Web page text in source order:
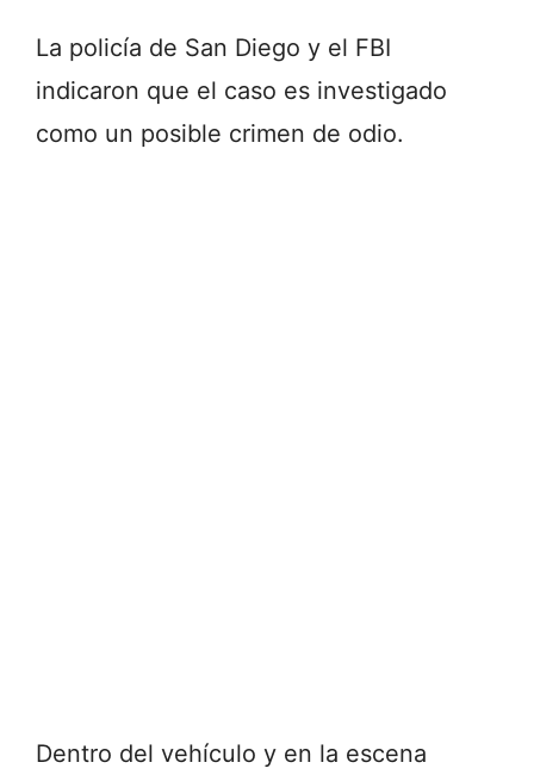
La policía de San Diego y el FBI
indicaron que el caso es investigado
como un posible crimen de odio.
Dentro del vehículo y en la escena